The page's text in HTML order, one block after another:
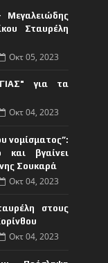
Μεγαλειώδης
Σταυρέλη
Οκτ 05, 2023
για τα
Οκτ 04, 2023
νομίσματος”:
και βγαίνει
Σουκαρά
Οκτ 04, 2023
στους
Οκτ 04, 2023